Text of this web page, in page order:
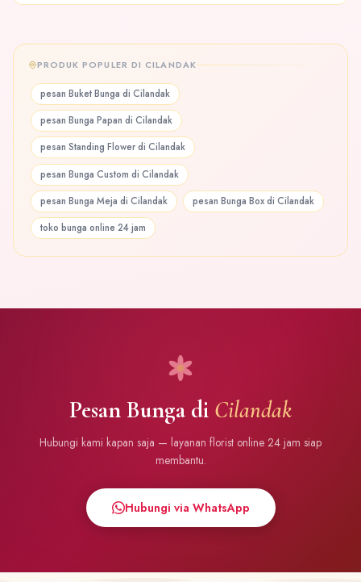
PRODUK POPULER DI CILANDAK
pesan Buket Bunga di Cilandak
pesan Bunga Papan di Cilandak
pesan Standing Flower di Cilandak
pesan Bunga Custom di Cilandak
pesan Bunga Meja di Cilandak pesan Bunga Box di Cilandak
toko bunga online 24 jam
Pesan Bunga di Cilandak
Hubungi kami kapan saja — layanan florist online 24 jam siap
membantu.
Hubungi via WhatsApp